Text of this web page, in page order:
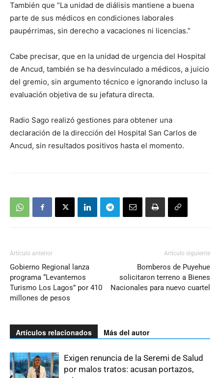
También que “La unidad de diálisis mantiene a buena
parte de sus médicos en condiciones laborales
paupérrimas, sin derecho a vacaciones ni licencias.”
Cabe precisar, que en la unidad de urgencia del Hospital
de Ancud, también se ha desvinculado a médicos, a juicio
del gremio, sin argumento técnico e ignorando incluso la
evaluación objetiva de su jefatura directa.
Radio Sago realizó gestiones para obtener una
declaración de la dirección del Hospital San Carlos de
Ancud, sin resultados positivos hasta el momento.
Artículo anterior
Gobierno Regional lanza
programa “Levantemos
Turismo Los Lagos” por 410
millones de pesos
Artículo siguiente
Bomberos de Puyehue
solicitaron terreno a Bienes
Nacionales para nuevo cuartel
Artículos relacionados Más del autor
Exigen renuncia de la Seremi de Salud
por malos tratos: acusan portazos,